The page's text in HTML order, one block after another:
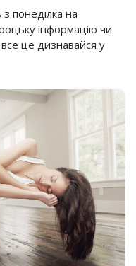
понеділка на
інформацію чи
це дизнавайся у